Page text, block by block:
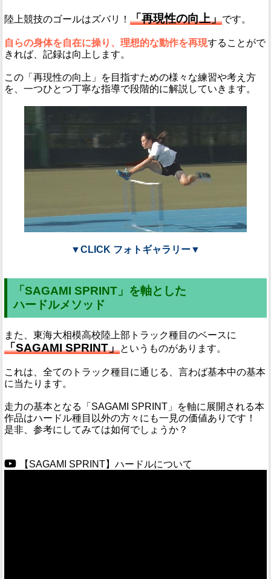
陸上競技のゴールはズバリ！ 「再現性の向上」です。
自らの身体を自在に操り、理想的な動作を再現することがで
きれば、記録は向上します。
この「再現性の向上」を目指すための様々な練習や考え方
を、一つひとつ丁寧な指導で段階的に解説していきます。
▼CLICK フォトギャラリー▼
「SAGAMI SPRINT」を軸とした
ハードルメソッド
また、東海大相模高校陸上部トラック種目のベースに
「SAGAMI SPRINT」というものがあります。
これは、全てのトラック種目に通じる、言わば基本中の基本
に当たります。
走力の基本となる「SAGAMI SPRINT」を軸に展開される本
作品はハードル種目以外の方々にも一見の価値ありです！
是非、参考にしてみては如何でしょうか？
【SAGAMI SPRINT】ハードルについて